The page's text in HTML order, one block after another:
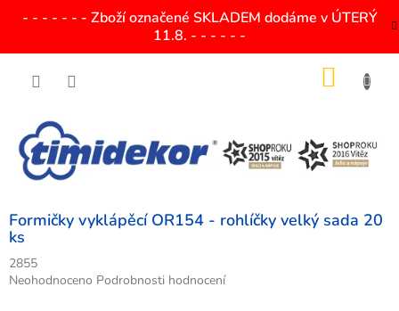
- - - - - - - Zboží označené SKLADEM dodáme v ÚTERÝ
11.8. - - - - - -
Formičky vyklápěcí OR154 - rohlíčky velký sada 20
ks
2855
Průměrné
Neohodnoceno Podrobnosti hodnocení